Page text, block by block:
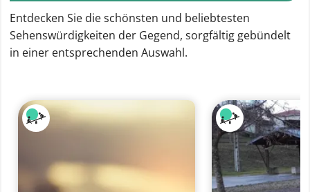
Entdecken Sie die schönsten und beliebtesten
Sehenswürdigkeiten der Gegend, sorgfältig gebündelt
in einer entsprechenden Auswahl.